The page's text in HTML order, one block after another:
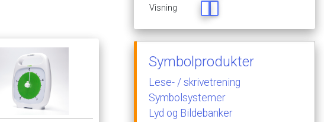
Visning
Symbolprodukter
Lese- / skrivetrening
Symbolsystemer
Lyd og Bildebanker